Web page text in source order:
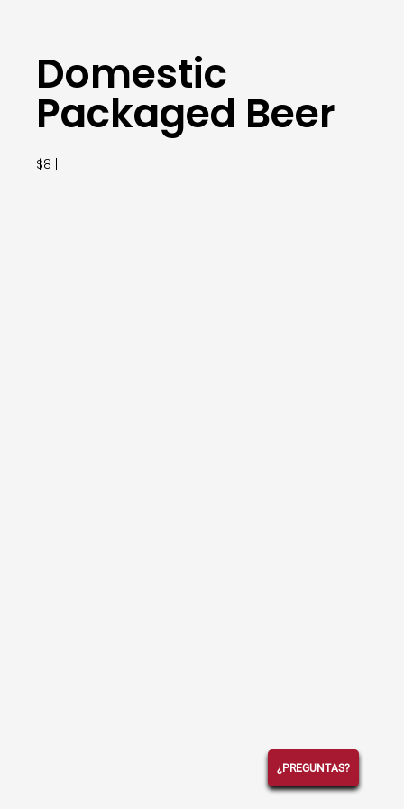
Domestic
Packaged Beer
$8 |
¿PREGUNTAS?